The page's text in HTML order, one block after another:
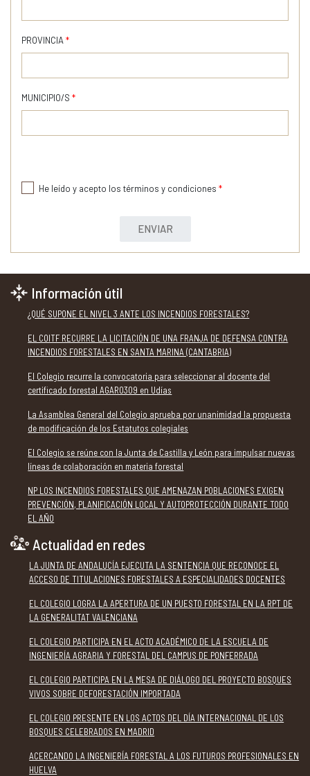
PROVINCIA *
MUNICIPIO/S *
He leído y acepto los términos y condiciones *
ENVIAR
Información útil
¿QUÉ SUPONE EL NIVEL 3 ANTE LOS INCENDIOS FORESTALES?
EL COITF RECURRE LA LICITACIÓN DE UNA FRANJA DE DEFENSA CONTRA
INCENDIOS FORESTALES EN SANTA MARINA (CANTABRIA)
El Colegio recurre la convocatoria para seleccionar al docente del
certificado forestal AGAR0309 en Udías
La Asamblea General del Colegio aprueba por unanimidad la propuesta
de modificación de los Estatutos colegiales
El Colegio se reúne con la Junta de Castilla y León para impulsar nuevas
líneas de colaboración en materia forestal
NP LOS INCENDIOS FORESTALES QUE AMENAZAN POBLACIONES EXIGEN
PREVENCIÓN, PLANIFICACIÓN LOCAL Y AUTOPROTECCIÓN DURANTE TODO
EL AÑO
Actualidad en redes
LA JUNTA DE ANDALUCÍA EJECUTA LA SENTENCIA QUE RECONOCE EL
ACCESO DE TITULACIONES FORESTALES A ESPECIALIDADES DOCENTES
EL COLEGIO LOGRA LA APERTURA DE UN PUESTO FORESTAL EN LA RPT DE
LA GENERALITAT VALENCIANA
EL COLEGIO PARTICIPA EN EL ACTO ACADÉMICO DE LA ESCUELA DE
INGENIERÍA AGRARIA Y FORESTAL DEL CAMPUS DE PONFERRADA
EL COLEGIO PARTICIPA EN LA MESA DE DIÁLOGO DEL PROYECTO BOSQUES
VIVOS SOBRE DEFORESTACIÓN IMPORTADA
EL COLEGIO PRESENTE EN LOS ACTOS DEL DÍA INTERNACIONAL DE LOS
BOSQUES CELEBRADOS EN MADRID
ACERCANDO LA INGENIERÍA FORESTAL A LOS FUTUROS PROFESIONALES EN
HUELVA